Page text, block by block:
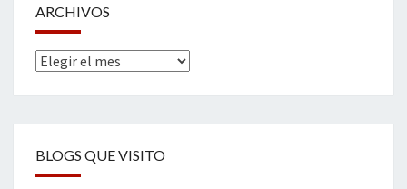
ARCHIVOS
Archivos
BLOGS QUE VISITO